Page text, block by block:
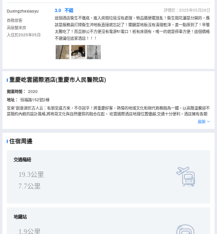
Duxingzhexiaoyu
商務旅客
高級雙床房
入住於2025年05月
3.0 不錯
評價於：2025年05月28日
這個酒店衞生不徹底，進入房間垃圾沒有處理，物品隨便擺放亂！衞生間花灑是分開的，應
該是服務員打掃衞生沖地板直接就忘記了！關鍵是地板沒有清理乾淨，差一點摔到了！早餐
太難吃了！而且辦公不方便沒有電源🔌電口！衹有床頭有。唯一的就是停車方便！這個價格
不建議住這家酒店！！！
重慶屹雲國際酒店(重慶市人民醫院店)
開業時間： 2020
地址：
恒福路152號2棟
至來”創意源於古人云：有朋至遠方來，不亦說乎！將重慶好客，熱情的地域文化和現代商務融為一體，以高雅温馨卻不
是簡約內斂的設計風格,將袍哥文化與自然優質的融合在起。 屹雲國際酒店地理位置優越,交通十分便利，酒店擁有各類
房型。不同房間設置可以滿足賓客的不同要求，同時，所有房間除設有電視、電話、空調、淋浴外，還均配有無線網，
展開
住宿周邊
交通樞紐
19.3公里
7.7公里
地鐵站
1.9公里